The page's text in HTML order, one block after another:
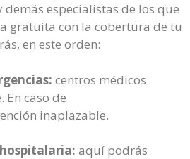
demás especialistas de los que
gratuita con la cobertura de tu
en este orden:
centros médicos
caso de
inaplazable.
aquí podrás